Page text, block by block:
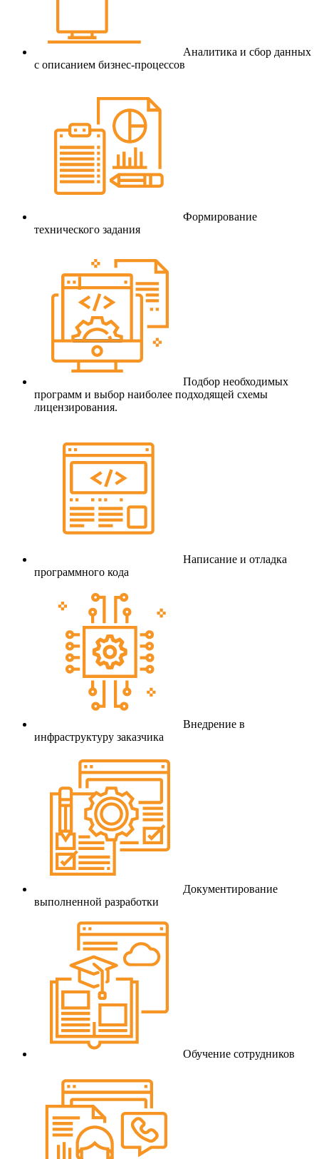
Аналитика и сбор данных
с описанием бизнес-процессов
Формирование
технического задания
Подбор необходимых
программ и выбор наиболее подходящей схемы
лицензирования.
Написание и отладка
программного кода
Внедрение в
инфраструктуру заказчика
Документирование
выполненной разработки
Обучение сотрудников